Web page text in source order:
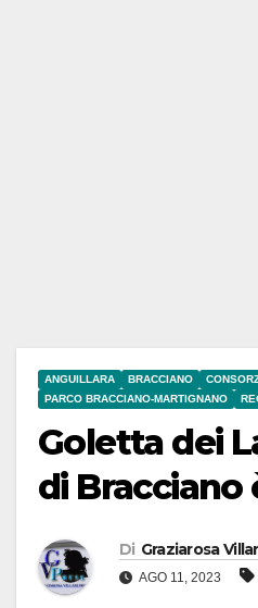
ANGUILLARA BRACCIANO
PARCO BRACCIANO-MARTIGNANO
Goletta dei
di Bracciano
Di Graziarosa
AGO 11, 2023